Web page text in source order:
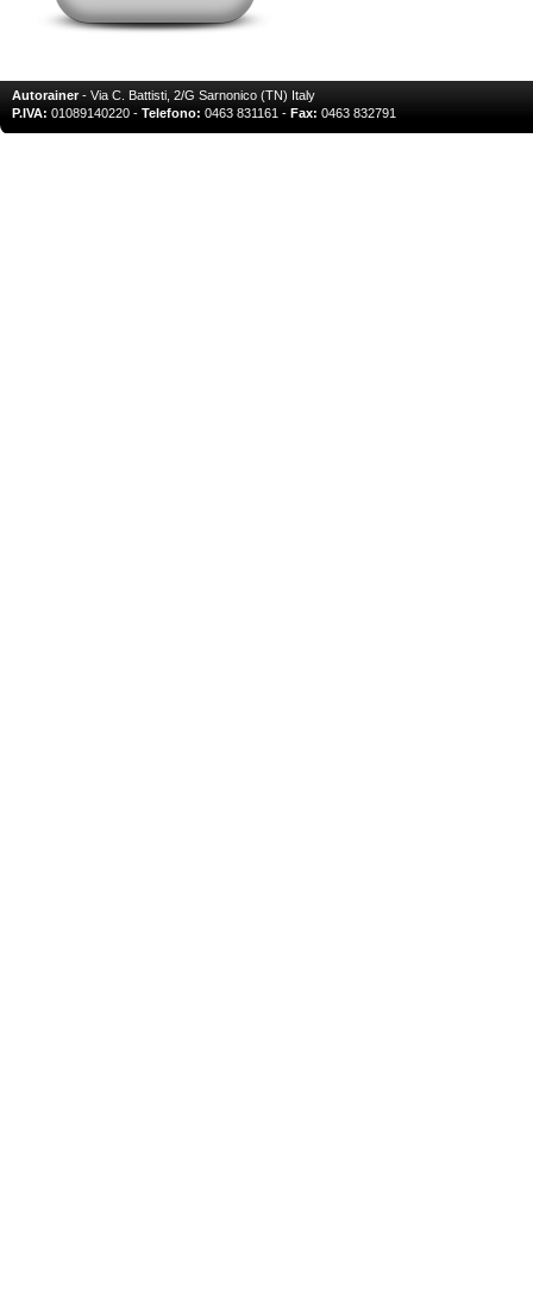
Autorainer- Via C. Battisti, 2/G Sarnonico (TN) Italy
P.IVA: 01089140220 - Telefono: 0463 831161 - Fax: 0463 832791